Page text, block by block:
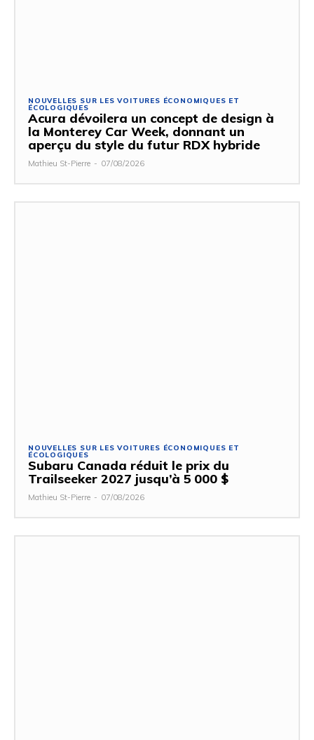
NOUVELLES SUR LES VOITURES ÉCONOMIQUES ET
ÉCOLOGIQUES
Acura dévoilera un concept de design à
la Monterey Car Week, donnant un
aperçu du style du futur RDX hybride
Mathieu St-Pierre - 07/08/2026
NOUVELLES SUR LES VOITURES ÉCONOMIQUES ET
ÉCOLOGIQUES
Subaru Canada réduit le prix du
Trailseeker 2027 jusqu’à 5 000 $
Mathieu St-Pierre - 07/08/2026